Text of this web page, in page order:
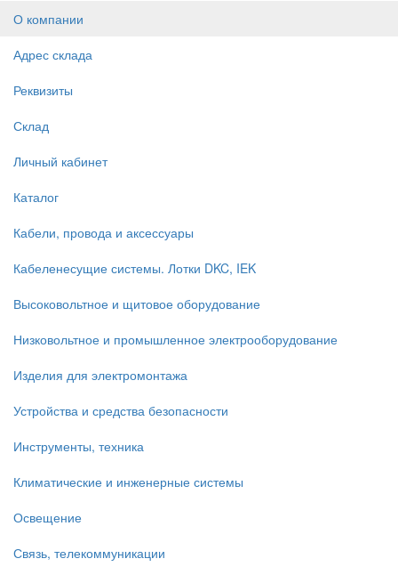
О компании
Адрес склада
Реквизиты
Склад
Личный кабинет
Каталог
Кабели, провода и аксессуары
Кабеленесущие системы. Лотки DKC, IEK
Высоковольтное и щитовое оборудование
Низковольтное и промышленное электрооборудование
Изделия для электромонтажа
Устройства и средства безопасности
Инструменты, техника
Климатические и инженерные системы
Освещение
Связь, телекоммуникации